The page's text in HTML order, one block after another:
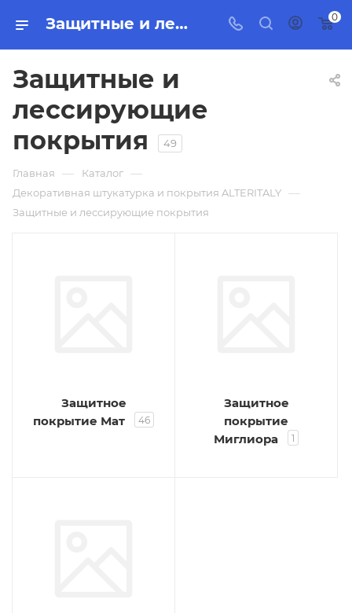
Защитные и лессирующие покрытия 0
Защитные и
лессирующие
покрытия
49
Главная — Каталог —
Декоративная штукатурка и покрытия ALTERITALY —
Защитные и лессирующие покрытия
Защитное
покрытие Мат
46
Защитное
покрытие
Миглиора
1